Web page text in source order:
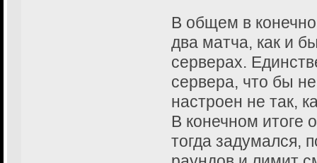
19:23 -
19:23 -
19:23 -
19:23 -
is that mean?
19:23 -
this match A
19:23 -
В общем в
два матча, как и
серверах.
сервера, что бы
настроен не так,
В конечном итоге
тогда задумался,